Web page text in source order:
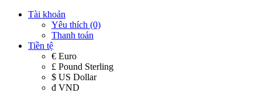
Tài khoản
Yêu thích (0)
Thanh toán
Tiền tệ
€ Euro
£ Pound Sterling
$ US Dollar
đ VND